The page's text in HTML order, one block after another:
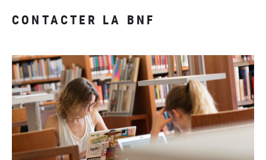
CONTACTER LA BNF